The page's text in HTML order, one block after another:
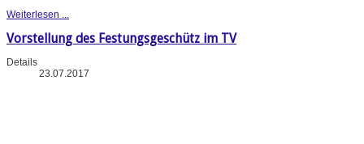
Weiterlesen ...
Vorstellung des Festungsgeschütz im TV
Details
23.07.2017